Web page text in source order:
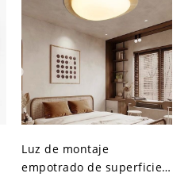
Cálida/Blanca/Neutra de
Regulación), Recta
Luz de montaje
empotrado de superficie